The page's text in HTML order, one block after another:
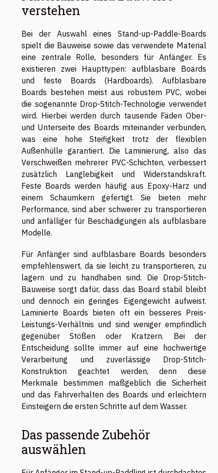
verstehen
Bei der Auswahl eines Stand-up-Paddle-Boards
spielt die Bauweise sowie das verwendete Material
eine zentrale Rolle, besonders für Anfänger. Es
existieren zwei Haupttypen: aufblasbare Boards
und feste Boards (Hardboards). Aufblasbare
Boards bestehen meist aus robustem PVC, wobei
die sogenannte Drop-Stitch-Technologie verwendet
wird. Hierbei werden durch tausende Fäden Ober-
und Unterseite des Boards miteinander verbunden,
was eine hohe Steifigkeit trotz der flexiblen
Außenhülle garantiert. Die Laminierung, also das
Verschweißen mehrerer PVC-Schichten, verbessert
zusätzlich Langlebigkeit und Widerstandskraft.
Feste Boards werden häufig aus Epoxy-Harz und
einem Schaumkern gefertigt. Sie bieten mehr
Performance, sind aber schwerer zu transportieren
und anfälliger für Beschädigungen als aufblasbare
Modelle.
Für Anfänger sind aufblasbare Boards besonders
empfehlenswert, da sie leicht zu transportieren, zu
lagern und zu handhaben sind. Die Drop-Stitch-
Bauweise sorgt dafür, dass das Board stabil bleibt
und dennoch ein geringes Eigengewicht aufweist.
Laminierte Boards bieten oft ein besseres Preis-
Leistungs-Verhältnis und sind weniger empfindlich
gegenüber Stößen oder Kratzern. Bei der
Entscheidung sollte immer auf eine hochwertige
Verarbeitung und zuverlässige Drop-Stitch-
Konstruktion geachtet werden, denn diese
Merkmale bestimmen maßgeblich die Sicherheit
und das Fahrverhalten des Boards und erleichtern
Einsteigern die ersten Schritte auf dem Wasser.
Das passende Zubehör
auswählen